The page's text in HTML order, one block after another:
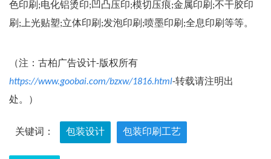
色印刷;电化铝烫印;凹凸压印;模切压痕;金属印刷;不干胶印
刷;上光贴塑;立体印刷;发泡印刷;喷墨印刷;全息印刷等等。
（注：古柏广告设计-版权所有
https://www.goobai.com/bzxw/1816.html-转载请注明出
处。）
关键词： 包装设计 包装印刷工艺